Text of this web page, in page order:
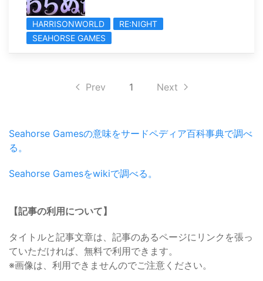
HARRISONWORLD
RE:NIGHT
SEAHORSE GAMES
Prev 1 Next
Seahorse Gamesの意味をサードペディア百科事典で調べ
る。
Seahorse Gamesをwikiで調べる。
【記事の利用について】
タイトルと記事文章は、記事のあるページにリンクを張っ
ていただければ、無料で利用できます。
※画像は、利用できませんのでご注意ください。